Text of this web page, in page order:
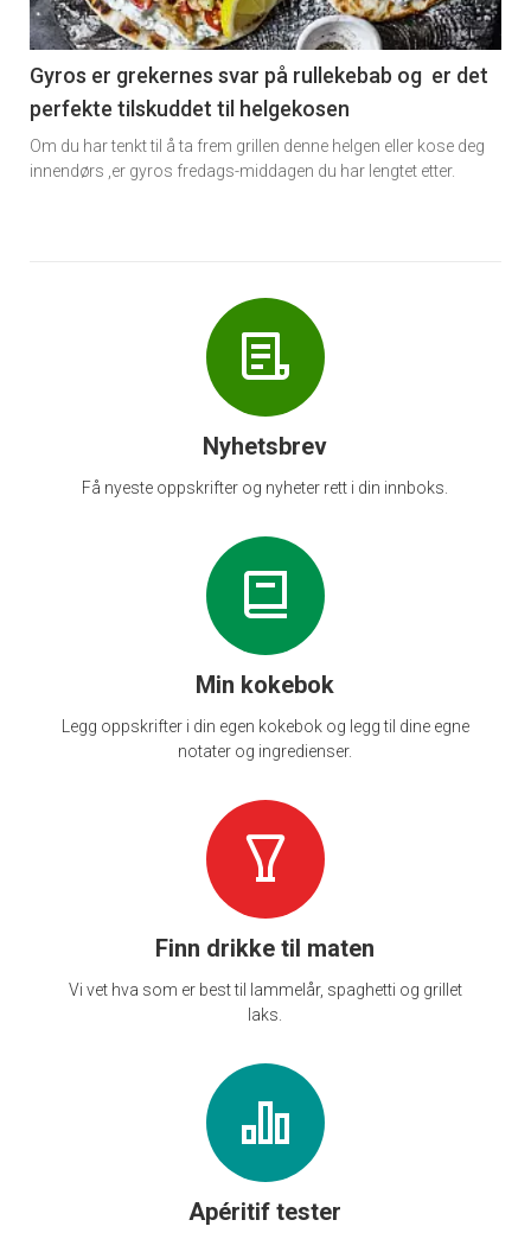
-
6
Gyros er grekernes svar på rullekebab og er det
perfekte tilskuddet til helgekosen
Om du har tenkt til å ta frem grillen denne helgen eller kose deg
innendørs ,er gyros fredags-middagen du har lengtet etter.
Nyhetsbrev
Få nyeste oppskrifter og nyheter rett i din innboks.
Min kokebok
Legg oppskrifter i din egen kokebok og legg til dine egne
notater og ingredienser.
Finn drikke til maten
Vi vet hva som er best til lammelår, spaghetti og grillet
laks.
Apéritif tester